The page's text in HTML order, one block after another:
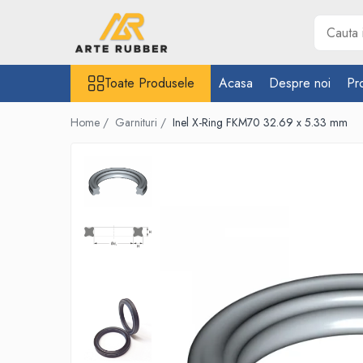
Toate Produsele
Profile din cauciuc
Cauciuc NBR (rezistent la uleiuri)
Cauciuc Viton (FKM/FPM)
Cauciuc silicon spongios
Garnituri din cauciuc cu metal
Toate Produsele Acasa Despre noi
Home / Garnituri / Inel X-Ring FKM70 32.69 x 5.33 mm